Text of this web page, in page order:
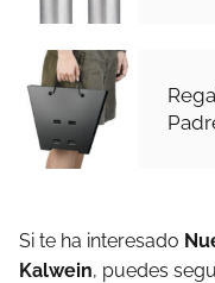
Si te ha interesado
Kalwein, puedes